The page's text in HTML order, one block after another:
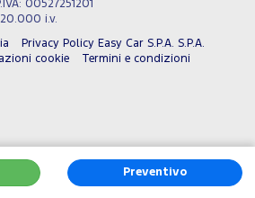
Preventivo
00527251201
i.v.
Privacy Policy Easy Car S.P.A. S.P.A.
cookie
Termini e condizioni